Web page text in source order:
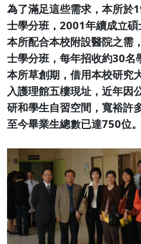
為了滿足這些需求，本所於
士學分班，2001年續成立
本所配合本校附設醫院之需
士學分班，每年招收約30名
本所草創期，借用本校研究
入護理館五樓現址，近年因
研和學生自習空間，寬裕許
至今畢業生總數已達750位。